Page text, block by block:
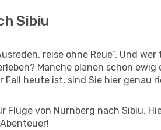
Sibiu
reise ohne Reue“. Und
Manche planen schon
Fall heute ist, sind Sie hier genau
Flüge von Nürnberg nach Sibiu.